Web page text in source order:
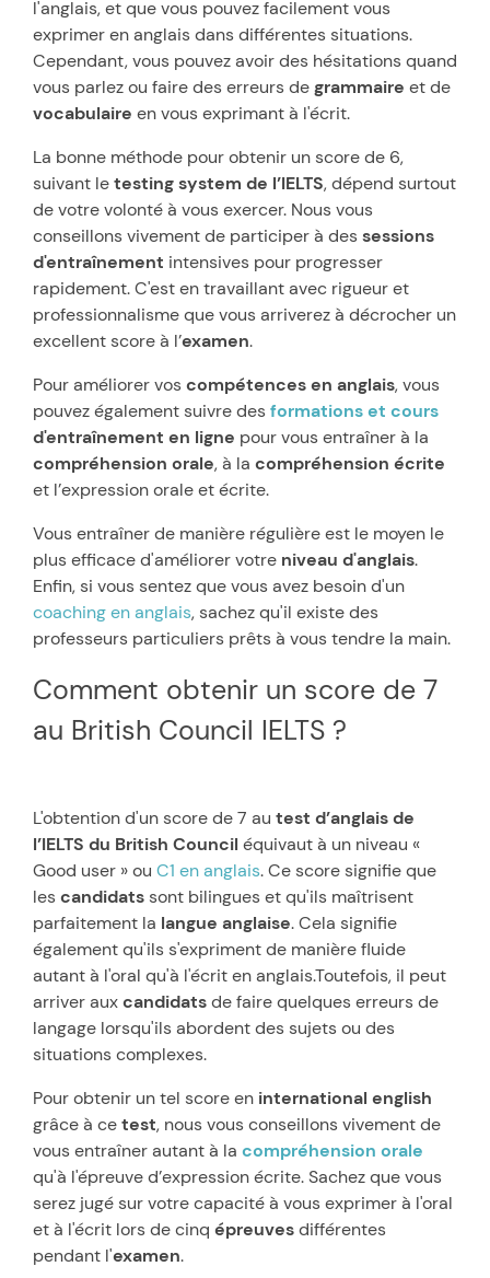
l'anglais, et que vous pouvez facilement vous
exprimer en anglais dans différentes situations.
Cependant, vous pouvez avoir des hésitations quand
vous parlez ou faire des erreurs degrammaire et de
vocabulaire en vous exprimant à l'écrit.
La bonne méthode pour obtenir un score de 6,
suivant letesting system de l’IELTS, dépend surtout
de votre volonté à vous exercer. Nous vous
conseillons vivement de participer à dessessions
d'entraînement intensives pour progresser
rapidement. C'est en travaillant avec rigueur et
professionnalisme que vous arriverez à décrocher un
excellent score à l’examen.
Pour améliorer voscompétences en anglais, vous
pouvez également suivre desformations et cours
d'entraînement en ligne pour vous entraîner à la
compréhension orale, à la compréhension écrite
et l’expression orale et écrite.
Vous entraîner de manière régulière est le moyen le
plus efficace d'améliorer votre niveau d'anglais.
Enfin, si vous sentez que vous avez besoin d'un
coaching en anglais, sachez qu'il existe des
professeurs particuliers prêts à vous tendre la main.
Comment obtenir un score de 7
au British Council IELTS ?
L'obtention d'un score de 7 au test d’anglais de
l’IELTS du British Council équivaut à un niveau «
Good user » ou C1 en anglais. Ce score signifie que
lescandidatssont bilingues et qu'ils maîtrisent
parfaitement la langue anglaise. Cela signifie
également qu'ils s'expriment de manière fluide
autant à l'oral qu'à l'écrit en anglais.Toutefois, il peut
arriver auxcandidatsde faire quelques erreurs de
langage lorsqu'ils abordent des sujets ou des
situations complexes.
Pour obtenir un tel score en international english
grâce à cetest, nous vous conseillons vivement de
vous entraîner autant à la compréhension orale
qu'à l'épreuve d’expression écrite. Sachez que vous
serez jugé sur votre capacité à vous exprimer à l'oral
et à l'écrit lors de cinq épreuvesdifférentes
pendant l'examen.